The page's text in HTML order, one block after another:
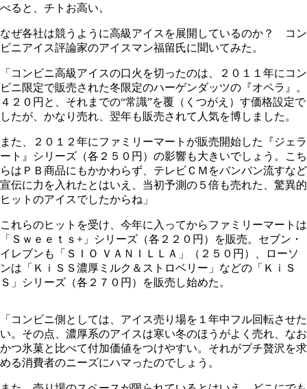
べると、チトお高い。
なぜ各社は競うように高級アイスを展開しているのか？ コン
ビニアイス評論家のアイスマン福留氏に聞いてみた。
「コンビニ高級アイスの口火を切ったのは、２０１１年にコン
ビニ限定で販売された冬限定のハーゲンダッツの『オペラ』。
４２０円と、それまでの“常識”を覆（くつがえ）す価格設定で
したが、かなり売れ、翌年も販売されて人気を博しました。
また、２０１２年にファミリーマートが販売開始した『ジェラ
ート』シリーズ（各２５０円）の影響も大きいでしょう。こち
らはＰＢ商品にもかかわらず、テレビＣＭをバンバン流すなど
宣伝に力を入れたとはいえ、当初予測の５倍も売れた、驚異的
ヒットのアイスでしたからね」
これらのヒットを受け、今年に入ってからファミリーマートは
「Ｓｗｅｅｔｓ+」シリーズ（各２２０円）を販売。セブン・
イレブンも「ＳＩＯ ＶＡＮＩＬＬＡ」（２５０円）、ローソ
ンは「ＫｉＳＳ濃厚ミルク＆ストロベリー」などの「ＫｉＳ
Ｓ」シリーズ（各２７０円）を販売し始めた。
「コンビニ側としては、アイス売り場を１年中フル回転させた
い。その点、濃厚系のアイスは寒い冬のほうがよく売れ、なお
かつ氷菓と比べて付加価値をつけやすい。それがプチ贅沢を求
める消費者のニーズにハマったのでしょう。